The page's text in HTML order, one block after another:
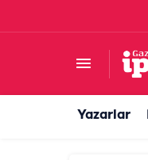
Yazarlar